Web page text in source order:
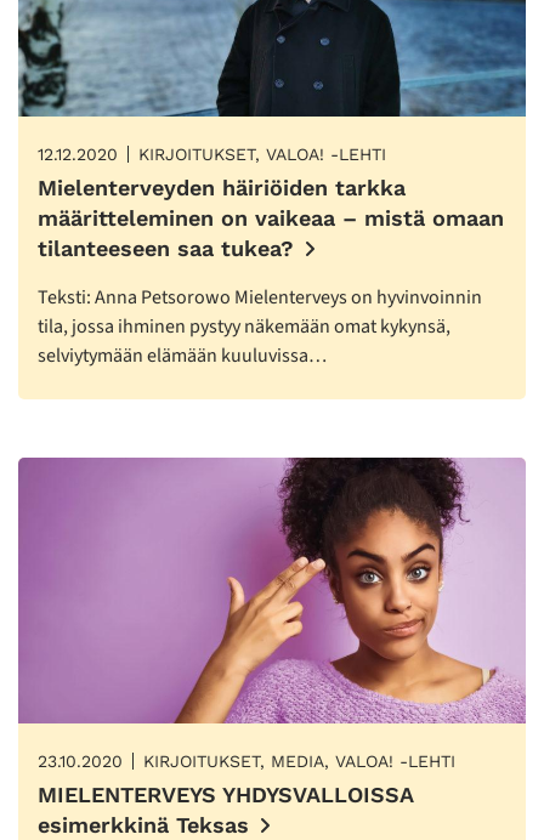
12.12.2020 KIRJOITUKSET, VALOA! -LEHTI
Mielenterveyden häiriöiden tarkka
määritteleminen on vaikeaa – mistä omaan
tilanteeseen saa tukea?
Teksti: Anna Petsorowo Mielenterveys on hyvinvoinnin
tila, jossa ihminen pystyy näkemään omat kykynsä,
selviytymään elämään kuuluvissa…
23.10.2020 KIRJOITUKSET, MEDIA, VALOA! -LEHTI
MIELENTERVEYS YHDYSVALLOISSA
esimerkkinä Teksas